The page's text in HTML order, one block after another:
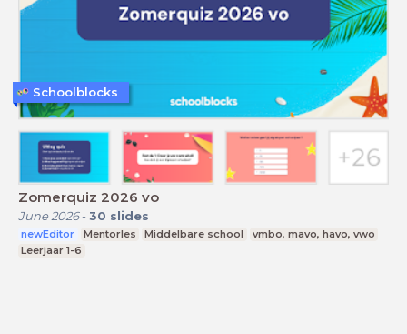
Zomerquiz 2026 vo
June 2026- 30 slides
newEditor Mentorles Middelbare school
vmbo, mavo, havo, vwo
Leerjaar 1-6
Schoolblocks